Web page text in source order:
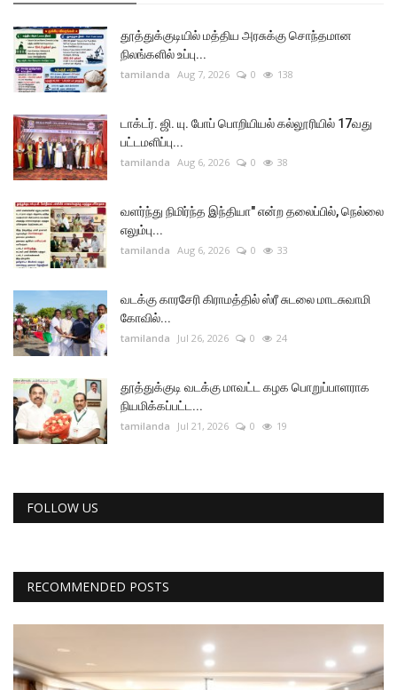
தூத்துக்குடியில் மத்திய அரசுக்கு சொந்தமான
நிலங்களில் உப்பு...
tamilanda Aug 7, 2026 0 138
டாக்டர். ஜி. யு. போப் பொறியியல் கல்லூரியில் 17வது
பட்டமளிப்பு...
tamilanda Aug 6, 2026 0 38
வளர்ந்து நிமிர்ந்த இந்தியா" என்ற தலைப்பில், நெல்லை
எலும்பு...
tamilanda Aug 6, 2026 0 33
வடக்கு காரசேரி கிராமத்தில் ஸ்ரீ சுடலை மாடசுவாமி
கோவில்...
tamilanda Jul 26, 2026 0 24
தூத்துக்குடி வடக்கு மாவட்ட கழக பொறுப்பாளராக
நியமிக்கப்பட்ட...
tamilanda Jul 21, 2026 0 19
FOLLOW US
RECOMMENDED POSTS